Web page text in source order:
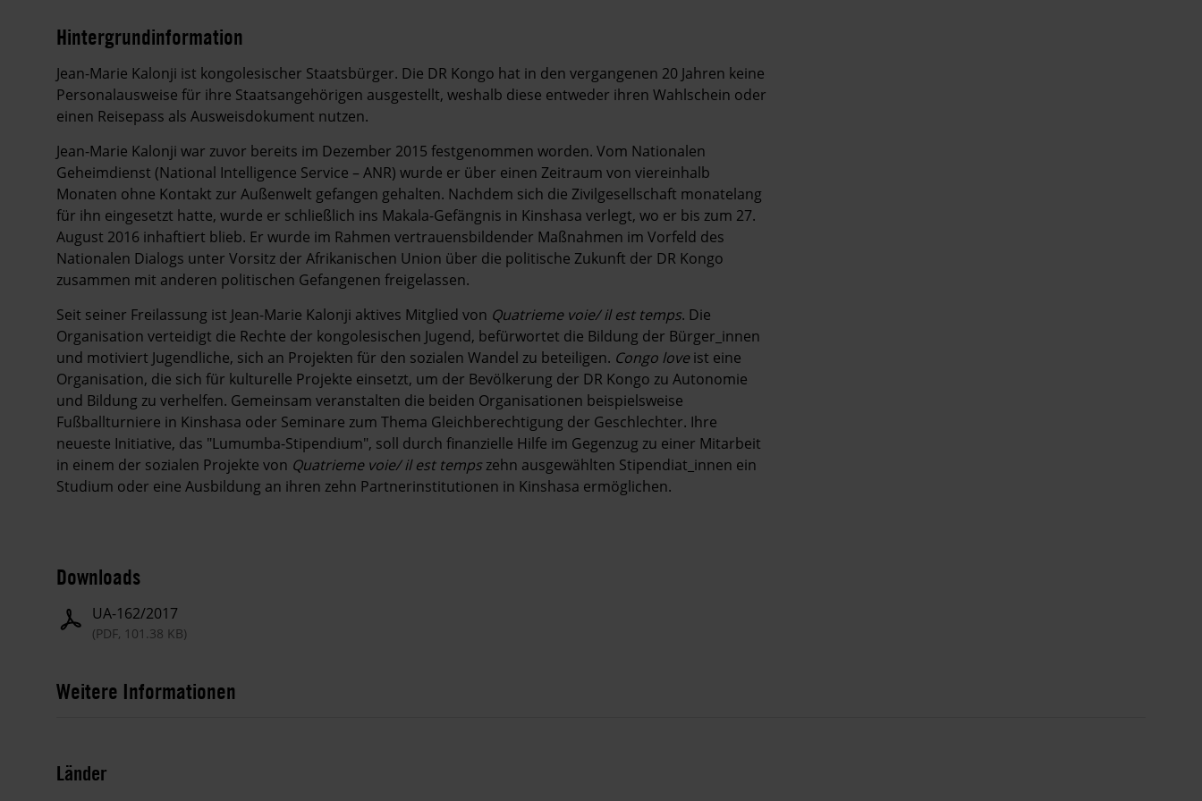
Hintergrundinformation
Hintergrund
Jean-Marie Kalonji ist kongolesischer Staatsbürger. Die DR Kongo hat in den vergangenen 20 Jahren keine
Personalausweise für ihre Staatsangehörigen ausgestellt, weshalb diese entweder ihren Wahlschein oder
einen Reisepass als Ausweisdokument nutzen.
Jean-Marie Kalonji war zuvor bereits im Dezember 2015 festgenommen worden. Vom Nationalen
Geheimdienst (National Intelligence Service – ANR) wurde er über einen Zeitraum von viereinhalb
Monaten ohne Kontakt zur Außenwelt gefangen gehalten. Nachdem sich die Zivilgesellschaft monatelang
für ihn eingesetzt hatte, wurde er schließlich ins Makala-Gefängnis in Kinshasa verlegt, wo er bis zum 27.
August 2016 inhaftiert blieb. Er wurde im Rahmen vertrauensbildender Maßnahmen im Vorfeld des
Nationalen Dialogs unter Vorsitz der Afrikanischen Union über die politische Zukunft der DR Kongo
zusammen mit anderen politischen Gefangenen freigelassen.
Seit seiner Freilassung ist Jean-Marie Kalonji aktives Mitglied von Quatrieme voie/ il est temps. Die
Organisation verteidigt die Rechte der kongolesischen Jugend, befürwortet die Bildung der Bürger_innen
und motiviert Jugendliche, sich an Projekten für den sozialen Wandel zu beteiligen. Congo loveist eine
Organisation, die sich für kulturelle Projekte einsetzt, um der Bevölkerung der DR Kongo zu Autonomie
und Bildung zu verhelfen. Gemeinsam veranstalten die beiden Organisationen beispielsweise
Fußballturniere in Kinshasa oder Seminare zum Thema Gleichberechtigung der Geschlechter. Ihre
neueste Initiative, das "Lumumba-Stipendium", soll durch finanzielle Hilfe im Gegenzug zu einer Mitarbeit
in einem der sozialen Projekte von Quatrieme voie/ il est temps zehn ausgewählten Stipendiat_innen ein
Studium oder eine Ausbildung an ihren zehn Partnerinstitutionen in Kinshasa ermöglichen.
Downloads
UA-162/2017
(PDF, 101.38 KB)
Weitere Informationen
Länder